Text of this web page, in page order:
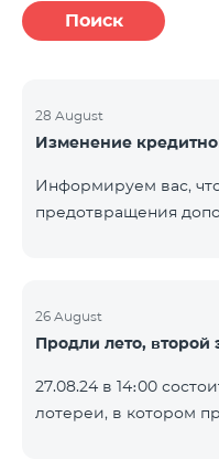
Поиск
28 August
Изменение
Информируем вас, что
предотвращения
«Combo 4 Basic»,
«Combo 4 Regional»,
26 August
Продли лето, второй
27.08.24 в 14։00
лотереи, в котором